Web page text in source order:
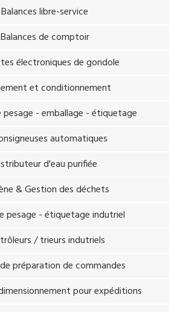
Balances libre-service
Balances de comptoir
électroniques de gondole
et conditionnement
pesage - emballage - étiquetage
automatiques
d'eau purifiée
& Gestion des déchets
pesage - étiquetage indutriel
/ trieurs indutriels
préparation de commandes
pour expéditions